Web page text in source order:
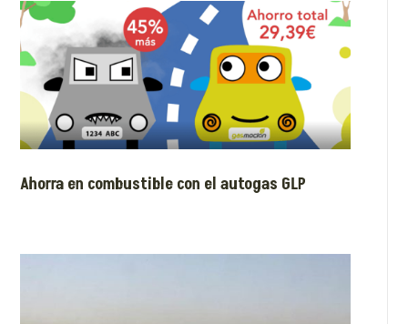
Ahorra en combustible con el autogas GLP